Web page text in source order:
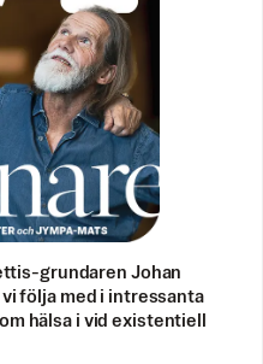
grundaren Johan
följa med i intressanta
hälsa i vid existentiell